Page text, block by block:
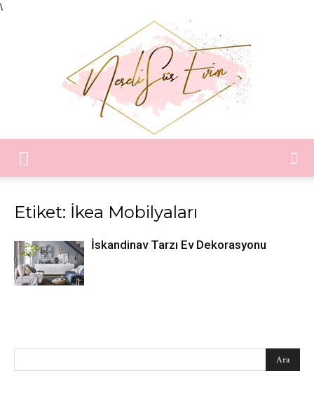
\
Etiket: İkea Mobilyaları
İskandinav Tarzı Ev Dekorasyonu